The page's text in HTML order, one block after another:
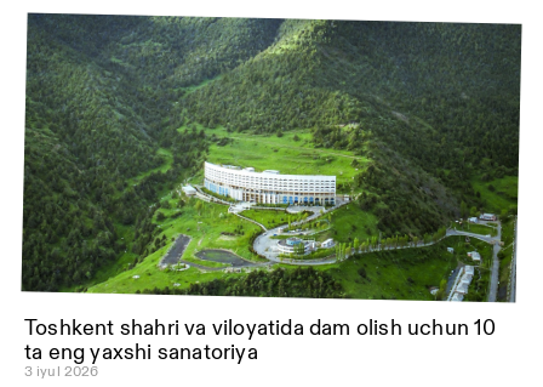
Toshkent shahri va viloyatida dam olish uchun 10
ta eng yaxshi sanatoriya
3 iyul 2026